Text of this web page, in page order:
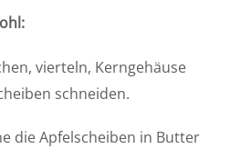
vierteln, Kerngehäuse
schneiden.
die Apfelscheiben in Butter